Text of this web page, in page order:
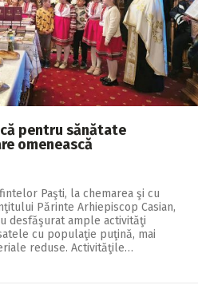
pentru sănătate
omenească
Paşti, la chemarea şi cu
Părinte Arhiepiscop Casian,
desfăşurat ample activităţi
cu populaţie puţină, mai
reduse. Activităţile…